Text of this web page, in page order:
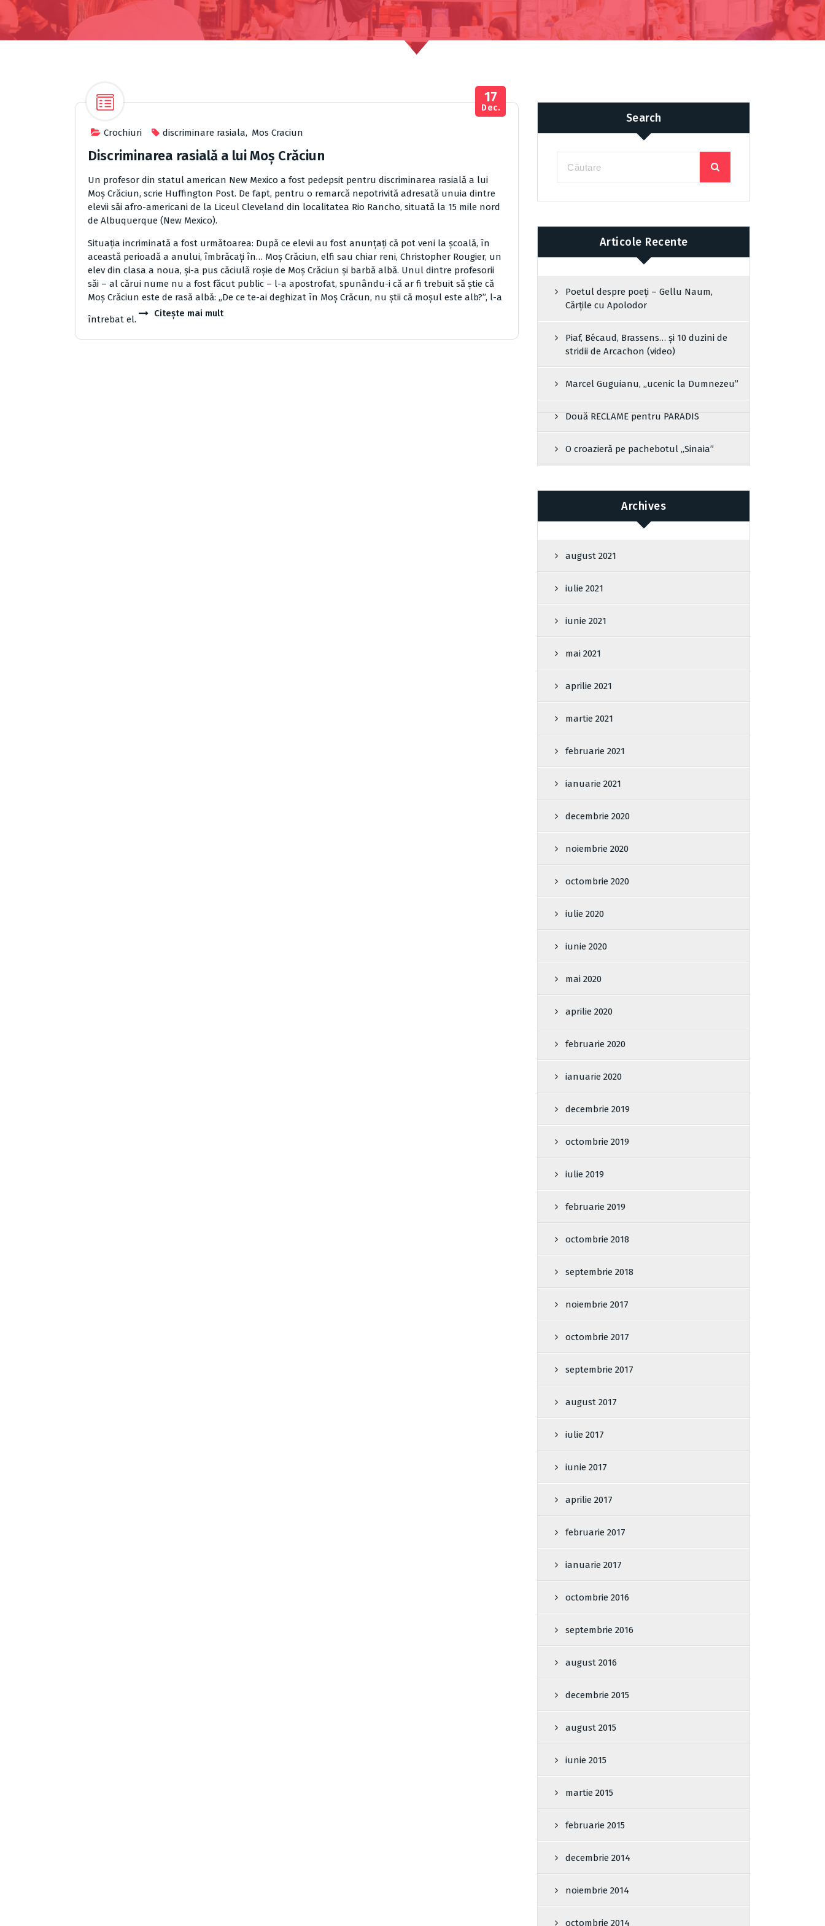
Crochiuri discriminare rasiala, Mos Craciun
17
Dec.
Discriminarea rasialǎ a lui Moş Crǎciun
Un profesor din statul american New Mexico a fost pedepsit pentru discriminarea rasialǎ a lui
Moş Crǎciun, scrie Huffington Post. De fapt, pentru o remarcǎ nepotrivitǎ adresatǎ unuia dintre
elevii sǎi afro-americani de la Liceul Cleveland din localitatea Rio Rancho, situatǎ la 15 mile nord
de Albuquerque (New Mexico).
Situaţia incriminatǎ a fost urmǎtoarea: Dupǎ ce elevii au fost anunţaţi cǎ pot veni la şcoalǎ, în
aceastǎ perioadǎ a anului, îmbrǎcaţi în… Moş Crǎciun, elfi sau chiar reni, Christopher Rougier, un
elev din clasa a noua, şi-a pus cǎciulǎ roşie de Moş Crǎciun şi barbǎ albǎ. Unul dintre profesorii
sǎi – al cǎrui nume nu a fost fǎcut public – l-a apostrofat, spunându-i cǎ ar fi trebuit sǎ ştie cǎ
Moş Crǎciun este de rasǎ albǎ: „De ce te-ai deghizat în Moş Crǎcun, nu ştii cǎ moşul este alb?”, l-a
întrebat el.
Citește mai mult
Search
Articole Recente
Poetul despre poeți – Gellu Naum,
Cărțile cu Apolodor
Piaf, Bécaud, Brassens… și 10 duzini de
stridii de Arcachon (video)
Marcel Guguianu, „ucenic la Dumnezeu”
Două RECLAME pentru PARADIS
O croazieră pe pachebotul „Sinaia”
Archives
august 2021
iulie 2021
iunie 2021
mai 2021
aprilie 2021
martie 2021
februarie 2021
ianuarie 2021
decembrie 2020
noiembrie 2020
octombrie 2020
iulie 2020
iunie 2020
mai 2020
aprilie 2020
februarie 2020
ianuarie 2020
decembrie 2019
octombrie 2019
iulie 2019
februarie 2019
octombrie 2018
septembrie 2018
noiembrie 2017
octombrie 2017
septembrie 2017
august 2017
iulie 2017
iunie 2017
aprilie 2017
februarie 2017
ianuarie 2017
octombrie 2016
septembrie 2016
august 2016
decembrie 2015
august 2015
iunie 2015
martie 2015
februarie 2015
decembrie 2014
noiembrie 2014
octombrie 2014